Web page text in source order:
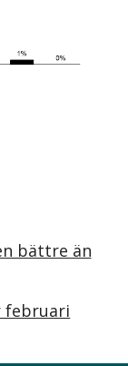
bättre än
februari